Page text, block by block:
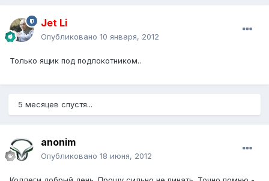
Jet Li
Опубликовано 10 января, 2012
Только ящик под подлокотником..
5 месяцев спустя...
anonim
Опубликовано 18 июня, 2012